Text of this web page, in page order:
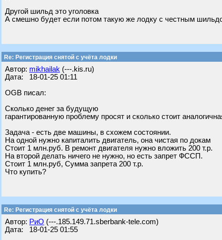
Другой шильд это уголовка
А смешно будет если потом такую же лодку с честным
Re: Регистрация снятой с учёта лодки
Автор: mikhailak (---.kis.ru)
Дата: 18-01-25 01:11
OGB писал:
Сколько денег за будущую
гарантированную проблему просят и сколько стоит
Задача - есть две машины, в схожем состоянии.
На одной нужно капиталить двигатель, она чистая по докам
Стоит 1 млн.руб. В ремонт двигателя нужно вложить 200 т.р.
На второй делать ничего не нужно, но есть запрет ФССП.
Стоит 1 млн.руб, Сумма запрета 200 т.р.
Что купить?
Re: Регистрация снятой с учёта лодки
Автор: РиО (---.185.149.71.sberbank-tele.com)
Дата: 18-01-25 01:55